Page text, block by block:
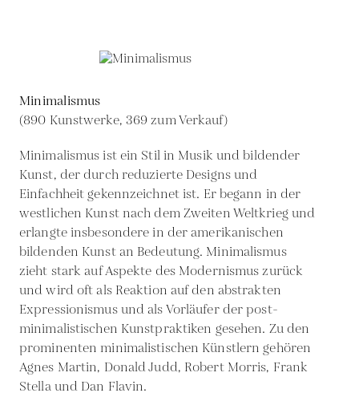
Minimalismus
(890 Kunstwerke, 369 zum Verkauf)
Minimalismus ist ein Stil in Musik und bildender
Kunst, der durch reduzierte Designs und
Einfachheit gekennzeichnet ist. Er begann in der
westlichen Kunst nach dem Zweiten Weltkrieg und
erlangte insbesondere in der amerikanischen
bildenden Kunst an Bedeutung. Minimalismus
zieht stark auf Aspekte des Modernismus zurück
und wird oft als Reaktion auf den abstrakten
Expressionismus und als Vorläufer der post-
minimalistischen Kunstpraktiken gesehen. Zu den
prominenten minimalistischen Künstlern gehören
Agnes Martin, Donald Judd, Robert Morris, Frank
Stella und Dan Flavin.